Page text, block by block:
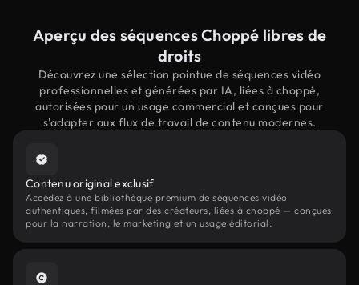
Aperçu des séquences Choppé libres de
droits
Découvrez une sélection pointue de séquences vidéo
professionnelles et générées par IA, liées à choppé,
autorisées pour un usage commercial et conçues pour
s'adapter aux flux de travail de contenu modernes.
Contenu original exclusif
Accédez à une bibliothèque premium de séquences vidéo
authentiques, filmées par des créateurs, liées à choppé — conçues
pour la narration, le marketing et un usage éditorial.